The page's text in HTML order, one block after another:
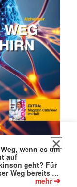
✕
wenn es um
auf
geht? Für
Weg bereits …
mehr➔